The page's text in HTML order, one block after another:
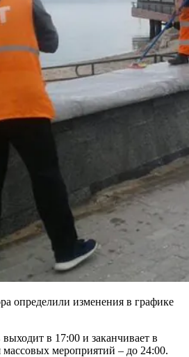
определили изменения в графике
в 17:00 и заканчивает в
мероприятий – до 24:00.